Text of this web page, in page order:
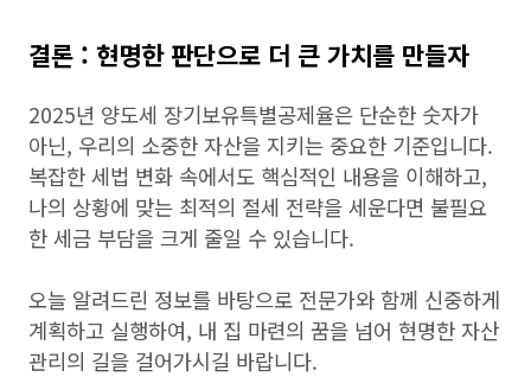
결론 : 현명한 판단으로 더 큰 가치를 만들자
2025년 양도세 장기보유특별공제율은 단순한 숫자가
아닌, 우리의 소중한 자산을 지키는 중요한 기준입니다.
복잡한 세법 변화 속에서도 핵심적인 내용을 이해하고,
나의 상황에 맞는 최적의 절세 전략을 세운다면 불필요
한 세금 부담을 크게 줄일 수 있습니다.
오늘 알려드린 정보를 바탕으로 전문가와 함께 신중하게
계획하고 실행하여, 내 집 마련의 꿈을 넘어 현명한 자산
관리의 길을 걸어가시길 바랍니다.